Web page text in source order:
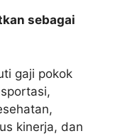
sebagai
gaji pokok
kinerja, dan